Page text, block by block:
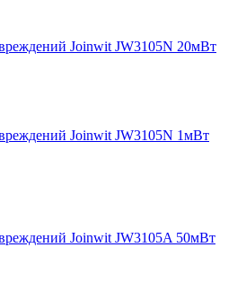
Joinwit JW3105N 20мВт
Joinwit JW3105N 1мВт
Joinwit JW3105A 50мВт